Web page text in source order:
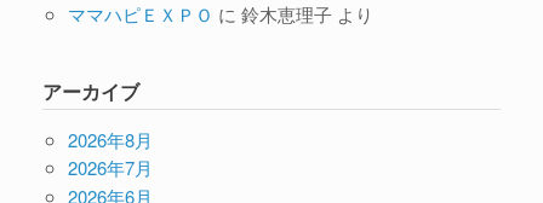
ママハピＥＸＰＯ に 鈴木恵理子より
アーカイブ
2026年8月
2026年7月
2026年6月